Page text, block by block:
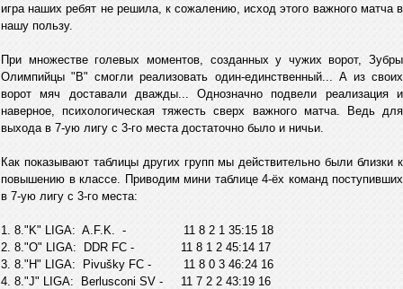
игра наших ребят не решила, к сожалению, исход этого важного матча в
нашу пользу.
При множестве голевых моментов, созданных у чужих ворот, Зубры
Олимпийцы "B" смогли реализовать один-единственный... А из своих
ворот мяч доставали дважды... Однозначно подвели реализация и
наверное, психологическая тяжесть сверх важного матча. Ведь для
выхода в 7-ую лигу с 3-го места достаточно было и ничьи.
Как показывают таблицы других групп мы действительно были близки к
повышению в классе. Приводим мини таблице 4-ёх команд поступивших
в 7-ую лигу с 3-го места:
1. 8."K" LIGA: A.F.K. - 11 8 2 1 35:15 18
2. 8."O" LIGA: DDR FC - 11 8 1 2 45:14 17
3. 8."H" LIGA: Pivušky FC - 11 8 0 3 46:24 16
4. 8."J" LIGA: Berlusconi SV - 11 7 2 2 43:19 16